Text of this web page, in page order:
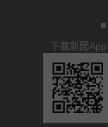
■
下載新聞App